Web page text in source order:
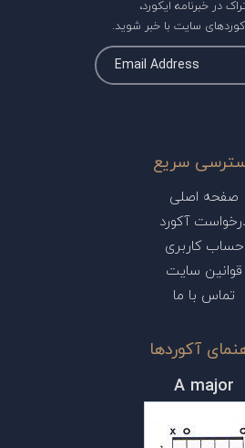
در خبرنامه ایکورد،
سایت با خبر شوید.
سریع
صفحه اصلی
آکورد
حساب کاربری
قوانین سایت
تماس با ما
آکوردها
A major